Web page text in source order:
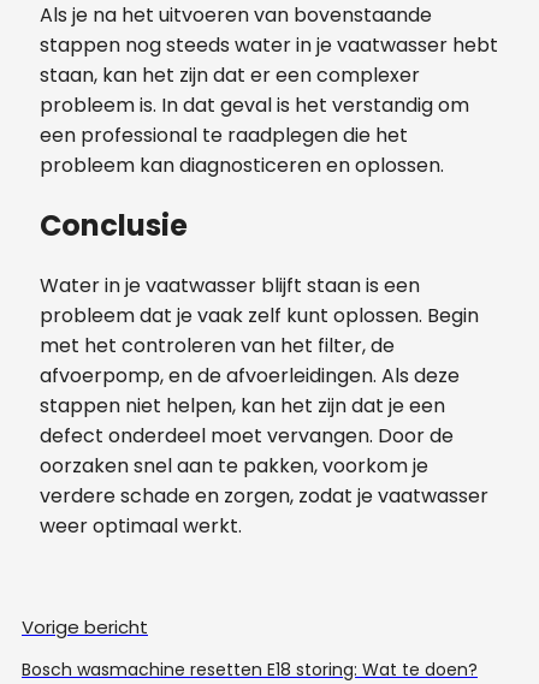
Als je na het uitvoeren van bovenstaande
stappen nog steeds water in je vaatwasser hebt
staan, kan het zijn dat er een complexer
probleem is. In dat geval is het verstandig om
een professional te raadplegen die het
probleem kan diagnosticeren en oplossen.
Conclusie
Water in je vaatwasser blijft staan is een
probleem dat je vaak zelf kunt oplossen. Begin
met het controleren van het filter, de
afvoerpomp, en de afvoerleidingen. Als deze
stappen niet helpen, kan het zijn dat je een
defect onderdeel moet vervangen. Door de
oorzaken snel aan te pakken, voorkom je
verdere schade en zorgen, zodat je vaatwasser
weer optimaal werkt.
Vorige bericht
Bosch wasmachine resetten E18 storing: Wat te doen?